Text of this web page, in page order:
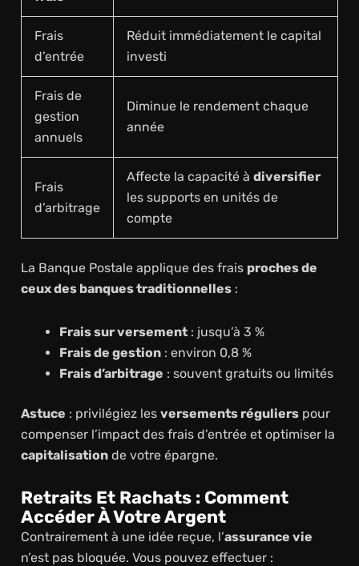
Frais
d’entrée
Réduit immédiatement le capital
investi
Frais de
gestion
annuels
Diminue le rendement chaque
année
Frais
d’arbitrage
Affecte la capacité à diversifier
les supports en unités de
compte
La Banque Postale applique des frais proches de
ceux des banques traditionnelles:
Frais sur versement: jusqu’à 3 %
Frais de gestion: environ 0,8 %
Frais d’arbitrage : souvent gratuits ou limités
Astuce : privilégiez les versements régulierspour
compenser l’impact des frais d’entrée et optimiser la
capitalisationde votre épargne.
Retraits Et Rachats : Comment
Accéder À Votre Argent
Contrairement à une idée reçue, l’assurance vie
n’est pas bloquée. Vous pouvez effectuer :